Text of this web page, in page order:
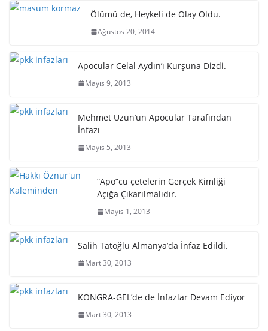
Ölümü de, Heykeli de Olay Oldu.
Ağustos 20, 2014
Apocular Celal Aydın’ı Kurşuna Dizdi.
Mayıs 9, 2013
Mehmet Uzun’un Apocular Tarafından
İnfazı
Mayıs 5, 2013
“Apo”cu çetelerin Gerçek Kimliği
Açığa Çıkarılmalıdır.
Mayıs 1, 2013
Salih Tatoğlu Almanya’da İnfaz Edildi.
Mart 30, 2013
KONGRA-GEL’de de İnfazlar Devam Ediyor
Mart 30, 2013